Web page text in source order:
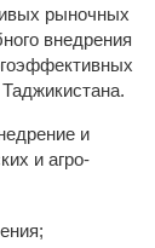
рыночных
внедрения
и
и агро-